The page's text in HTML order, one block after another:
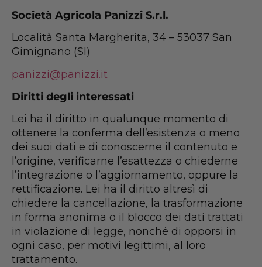
Società Agricola Panizzi S.r.l.
Località Santa Margherita, 34 – 53037 San
Gimignano (SI)
panizzi@panizzi.it
Diritti degli interessati
Lei ha il diritto in qualunque momento di
ottenere la conferma dell’esistenza o meno
dei suoi dati e di conoscerne il contenuto e
l’origine, verificarne l’esattezza o chiederne
l’integrazione o l’aggiornamento, oppure la
rettificazione. Lei ha il diritto altresì di
chiedere la cancellazione, la trasformazione
in forma anonima o il blocco dei dati trattati
in violazione di legge, nonché di opporsi in
ogni caso, per motivi legittimi, al loro
trattamento.